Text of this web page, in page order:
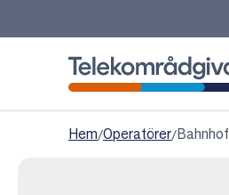
Hem/Operatörer/Bahnhof